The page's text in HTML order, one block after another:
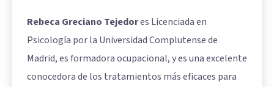
Rebeca Greciano Tejedores Licenciada en
Psicología por la Universidad Complutense de
Madrid, es formadora ocupacional, y es una excelente
conocedora de los tratamientos más eficaces para